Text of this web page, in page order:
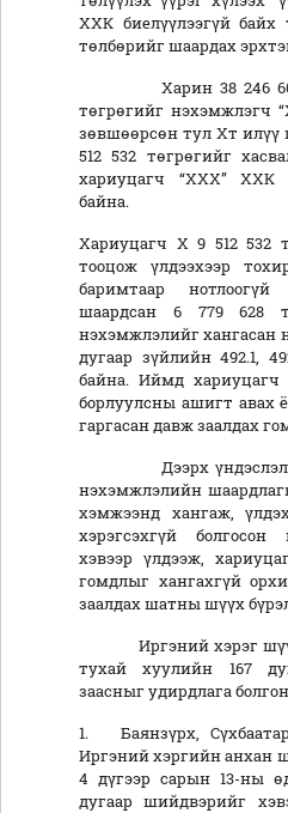
ХХК биелүүлээгүй
төлбөрийг шаардах
Харин 38 246 600
төгрөгийг нэхэмжлэгч
зөвшөөрсөн тул Хт илүү
512 532 төгрөгийг
хариуцагч “ХХХ” ХХК
байна.
Хариуцагч Х 9 512 532
тооцож үлдээхээр
баримтаар
шаардсан 6 779 628
нэхэмжлэлийг хангасан
дугаар зүйлийн 492.1,
байна. Иймд
борлуулсны ашигт авах
гаргасан давж заалдах
Дээрх
нэхэмжлэлийн
хэмжээнд хангаж,
хэрэгсэхгүй
хэвээр үлдээж,
гомдлыг хангахгүй
заалдах шатны шүүх
Иргэний хэрэг
тухай хуулийн 167
заасныг удирдлага болгон
1. Баянзүрх,
Иргэний хэргийн анхан
4 дүгээр сарын 13-ны
дугаар шийдвэрийг